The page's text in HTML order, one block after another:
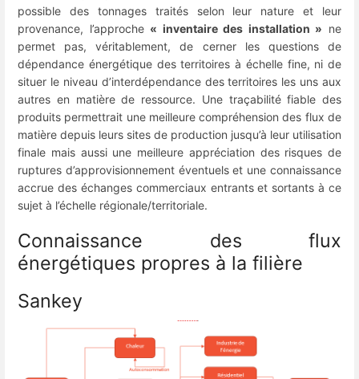
possible des tonnages traités selon leur nature et leur
provenance, l’approche « inventaire des installation » ne
permet pas, véritablement, de cerner les questions de
dépendance énergétique des territoires à échelle fine, ni de
situer le niveau d’interdépendance des territoires les uns aux
autres en matière de ressource. Une traçabilité fiable des
produits permettrait une meilleure compréhension des flux de
matière depuis leurs sites de production jusqu’à leur utilisation
finale mais aussi une meilleure appréciation des risques de
ruptures d’approvisionnement éventuels et une connaissance
accrue des échanges commerciaux entrants et sortants à ce
sujet à l’échelle régionale/territoriale.
Connaissance des flux
énergétiques propres à la filière
Sankey